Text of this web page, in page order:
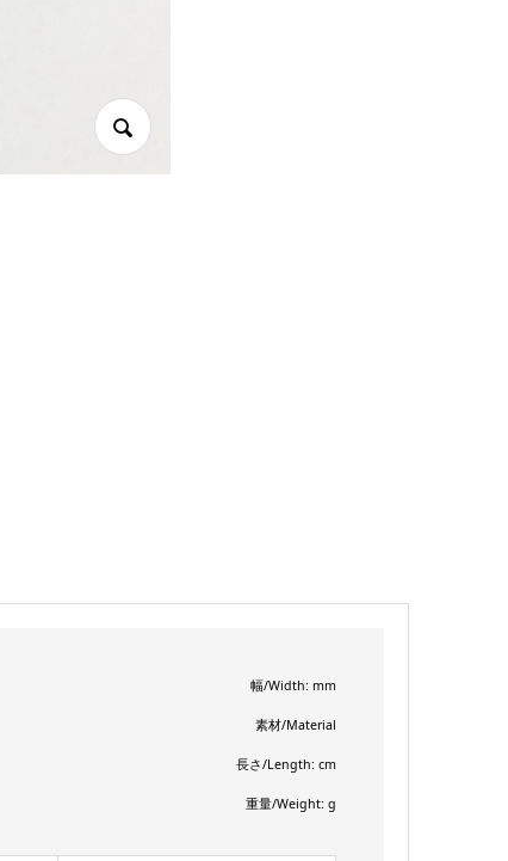
幅/Width: mm
素材/Material
長さ/Length: cm
重量/Weight: g